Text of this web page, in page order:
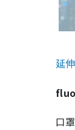
延
口